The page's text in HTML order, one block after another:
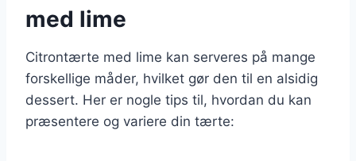
med lime
Citrontærte med lime kan serveres på mange
forskellige måder, hvilket gør den til en alsidig
dessert. Her er nogle tips til, hvordan du kan
præsentere og variere din tærte: